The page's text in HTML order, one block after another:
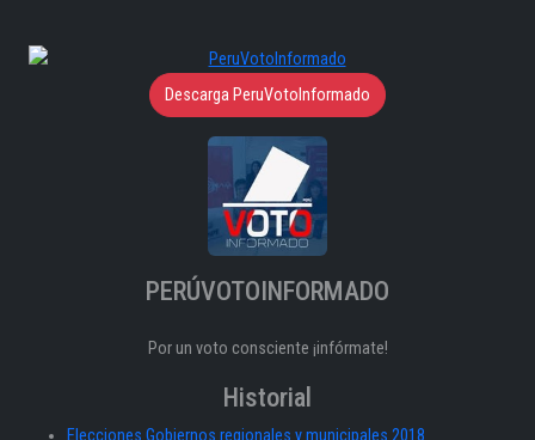
Descarga PeruVotoInformado
PERÚVOTOINFORMADO
Por un voto consciente ¡infórmate!
Historial